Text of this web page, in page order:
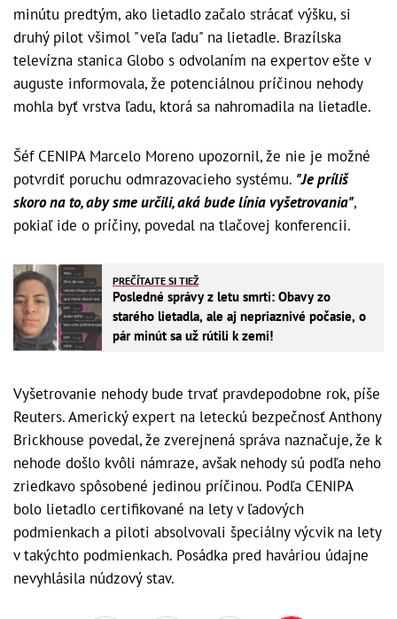
minútu predtým, ako lietadlo začalo strácať výšku, si
druhý pilot všimol "veľa ľadu" na lietadle. Brazílska
televízna stanica Globo s odvolaním na expertov ešte v
auguste informovala, že potenciálnou príčinou nehody
mohla byť vrstva ľadu, ktorá sa nahromadila na lietadle.
Šéf CENIPA Marcelo Moreno upozornil, že nie je možné
potvrdiť poruchu odmrazovacieho systému. "Je príliš
skoro na to, aby sme určili, aká bude línia vyšetrovania",
pokiaľ ide o príčiny, povedal na tlačovej konferencii.
PREČÍTAJTE SI TIEŽ
Posledné správy z letu smrti: Obavy zo
starého lietadla, ale aj nepriaznivé počasie, o
pár minút sa už rútili k zemi!
Vyšetrovanie nehody bude trvať pravdepodobne rok, píše
Reuters. Americký expert na leteckú bezpečnosť Anthony
Brickhouse povedal, že zverejnená správa naznačuje, že k
nehode došlo kvôli námraze, avšak nehody sú podľa neho
zriedkavo spôsobené jedinou príčinou. Podľa CENIPA
bolo lietadlo certifikované na lety v ľadových
podmienkach a piloti absolvovali špeciálny výcvik na lety
v takýchto podmienkach. Posádka pred haváriou údajne
nevyhlásila núdzový stav.